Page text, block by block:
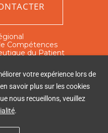
Compétences
du Patient
Paré
03 60
votre expérience lors de
savoir plus sur les cookies
nous recueillons, veuillez
.